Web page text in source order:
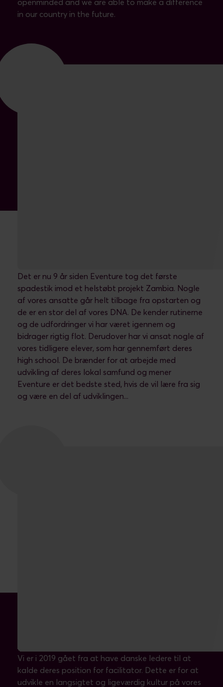
openminded and we are able to make a difference
in our country in the future.
Det er nu 9 år siden Eventure tog det første
spadestik imod et helstøbt projekt Zambia. Nogle
af vores ansatte går helt tilbage fra opstarten og
de er en stor del af vores DNA. De kender rutinerne
og de udfordringer vi har været igennem og
bidrager rigtig flot. Derudover har vi ansat nogle af
vores tidligere elever, som har gennemført deres
high school. De brænder for at arbejde med
udvikling af deres lokal samfund og mener
Eventure er det bedste sted, hvis de vil lære fra sig
og være en del af udviklingen...
Vi er i 2019 gået fra at have danske ledere til at
kalde deres position for facilitator. Dette er for at
udvikle en langsigtet og ligeværdig kultur på vores